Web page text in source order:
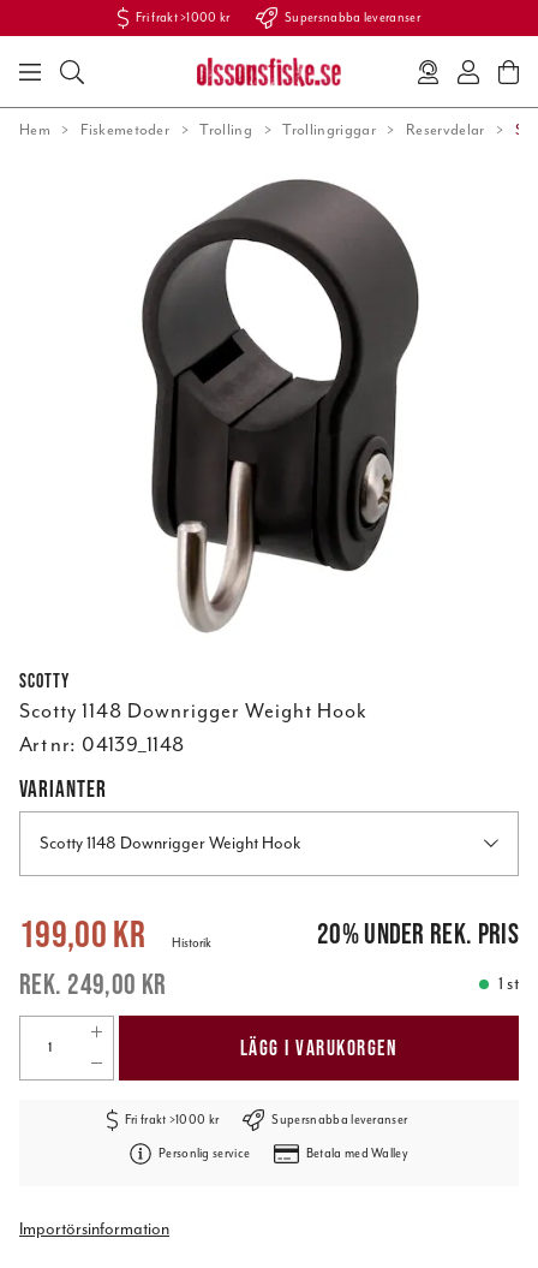
Fri frakt >1000 kr Supersnabba leveranser
Hem Fiskemetoder Trolling Trollingriggar Reservdelar
Scotty
Scotty 1148 Downrigger Weight Hook
Art nr: 04139_1148
VARIANTER
Scotty 1148 Downrigger Weight Hook
Nuvarande pris:199,00 kr 249,00 kr
199,00 kr
249,00 kr
Historik 20%under rek. pris
1 st
LÄGG I VARUKORGEN
Fri frakt >1000 kr Supersnabba leveranser
Personlig service Betala med Walley
Importörsinformation